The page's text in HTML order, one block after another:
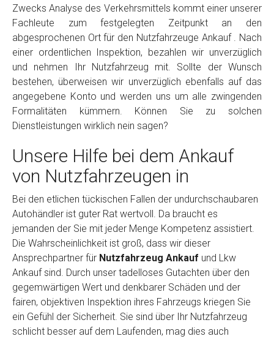
Zwecks Analyse des Verkehrsmittels kommt einer unserer
Fachleute zum festgelegten Zeitpunkt an den
abgesprochenen Ort für den Nutzfahrzeuge Ankauf . Nach
einer ordentlichen Inspektion, bezahlen wir unverzüglich
und nehmen Ihr Nutzfahrzeug mit. Sollte der Wunsch
bestehen, überweisen wir unverzüglich ebenfalls auf das
angegebene Konto und werden uns um alle zwingenden
Formalitäten kümmern. Können Sie zu solchen
Dienstleistungen wirklich nein sagen?
Unsere Hilfe bei dem Ankauf
von Nutzfahrzeugen in
Bei den etlichen tückischen Fallen der undurchschaubaren
Autohändler ist guter Rat wertvoll. Da braucht es
jemanden der Sie mit jeder Menge Kompetenz assistiert.
Die Wahrscheinlichkeit ist groß, dass wir dieser
Ansprechpartner für Nutzfahrzeug Ankauf und Lkw
Ankauf sind. Durch unser tadelloses Gutachten über den
gegemwärtigen Wert und denkbarer Schäden und der
fairen, objektiven Inspektion ihres Fahrzeugs kriegen Sie
ein Gefühl der Sicherheit. Sie sind über Ihr Nutzfahrzeug
schlicht besser auf dem Laufenden, mag dies auch